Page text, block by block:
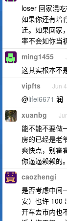
loser 回家混
如果你还有培
迁。如果回家
率不会如你当
ming1455
这其实根本不
vipfts Jun
@lifei6671 润
xuanbg
能不能不要做
房的已经是老
爽快点，别霍
你逼逼赖赖的。
caozhengi
是否考虑中间
安）也许 100
开车去市内也